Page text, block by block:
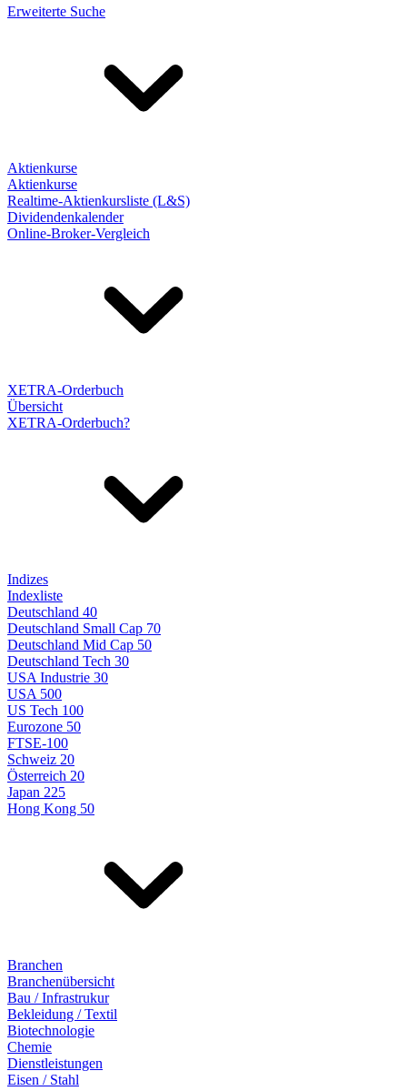
Erweiterte Suche
Aktienkurse
Aktienkurse
Realtime-Aktienkursliste (L&S)
Dividendenkalender
Online-Broker-Vergleich
XETRA-Orderbuch
Übersicht
XETRA-Orderbuch?
Indizes
Indexliste
Deutschland 40
Deutschland Small Cap 70
Deutschland Mid Cap 50
Deutschland Tech 30
USA Industrie 30
USA 500
US Tech 100
Eurozone 50
FTSE-100
Schweiz 20
Österreich 20
Japan 225
Hong Kong 50
Branchen
Branchenübersicht
Bau / Infrastrukur
Bekleidung / Textil
Biotechnologie
Chemie
Dienstleistungen
Eisen / Stahl